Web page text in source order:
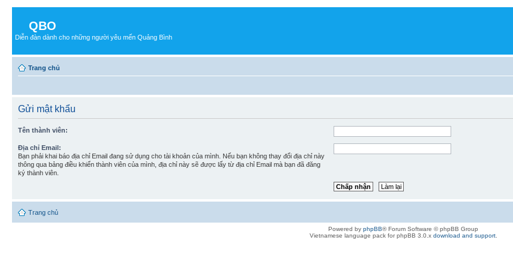
QBO
Diễn đàn dành cho những người yêu mến Quảng Bình
Trang chủ
Gửi mật khẩu
Tên thành viên:
Địa chỉ Email:
Bạn phải khai báo địa chỉ Email đang sử dụng cho tài khoản của mình. Nếu bạn không thay đổi địa chỉ này
thông qua bảng điều khiển thành viên của mình, địa chỉ này sẽ được lấy từ địa chỉ Email mà bạn đã đăng
ký thành viên.
Trang chủ
Powered by phpBB® Forum Software © phpBB Group
Vietnamese language pack for phpBB 3.0.x download and support.